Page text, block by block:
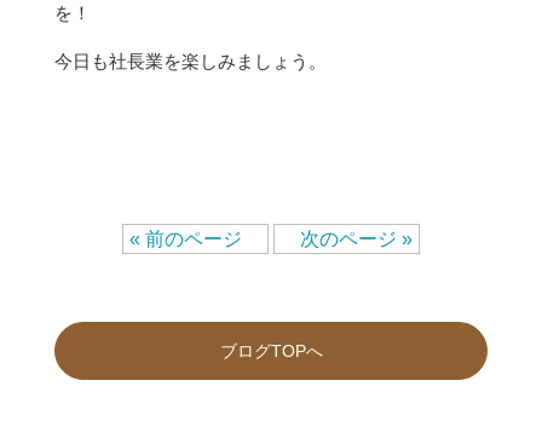
を！
今日も社長業を楽しみましょう。
« 前のページ 次のページ »
ブログTOPへ